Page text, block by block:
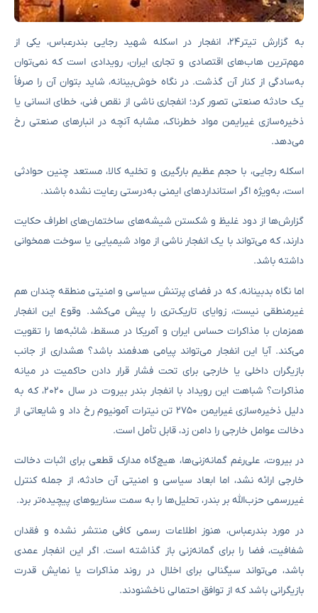
به گزارش تیتر۲۴، انفجار در اسکله شهید رجایی بندرعباس، یکی از
مهم‌ترین هاب‌های اقتصادی و تجاری ایران، رویدادی است که نمی‌توان
به‌سادگی از کنار آن گذشت. در نگاه خوش‌بینانه، شاید بتوان آن را صرفاً
یک حادثه صنعتی تصور کرد؛ انفجاری ناشی از نقص فنی، خطای انسانی یا
ذخیره‌سازی غیرایمن مواد خطرناک، مشابه آنچه در انبارهای صنعتی رخ
می‌دهد.
اسکله رجایی، با حجم عظیم بارگیری و تخلیه کالا، مستعد چنین حوادثی
است، به‌ویژه اگر استانداردهای ایمنی به‌درستی رعایت نشده باشند.
گزارش‌ها از دود غلیظ و شکستن شیشه‌های ساختمان‌های اطراف حکایت
دارند، که می‌تواند با یک انفجار ناشی از مواد شیمیایی یا سوخت همخوانی
داشته باشد.
اما نگاه بدبینانه، که در فضای پرتنش سیاسی و امنیتی منطقه چندان هم
غیرمنطقی نیست، زوایای تاریک‌تری را پیش می‌کشد. وقوع این انفجار
همزمان با مذاکرات حساس ایران و آمریکا در مسقط، شائبه‌ها را تقویت
می‌کند. آیا این انفجار می‌تواند پیامی هدفمند باشد؟ هشداری از جانب
بازیگران داخلی یا خارجی برای تحت فشار قرار دادن حاکمیت در میانه
مذاکرات؟ شباهت این رویداد با انفجار بندر بیروت در سال ۲۰۲۰، که به
دلیل ذخیره‌سازی غیرایمن ۲۷۵۰ تن نیترات آمونیوم رخ داد و شایعاتی از
دخالت عوامل خارجی را دامن زد، قابل تأمل است.
در بیروت، علی‌رغم گمانه‌زنی‌ها، هیچ‌گاه مدارک قطعی برای اثبات دخالت
خارجی ارائه نشد، اما ابعاد سیاسی و امنیتی آن حادثه، از جمله کنترل
غیررسمی حزب‌الله بر بندر، تحلیل‌ها را به سمت سناریوهای پیچیده‌تر برد.
در مورد بندرعباس، هنوز اطلاعات رسمی کافی منتشر نشده و فقدان
شفافیت، فضا را برای گمانه‌زنی باز گذاشته است. اگر این انفجار عمدی
باشد، می‌تواند سیگنالی برای اخلال در روند مذاکرات یا نمایش قدرت
بازیگرانی باشد که از توافق احتمالی ناخشنودند.